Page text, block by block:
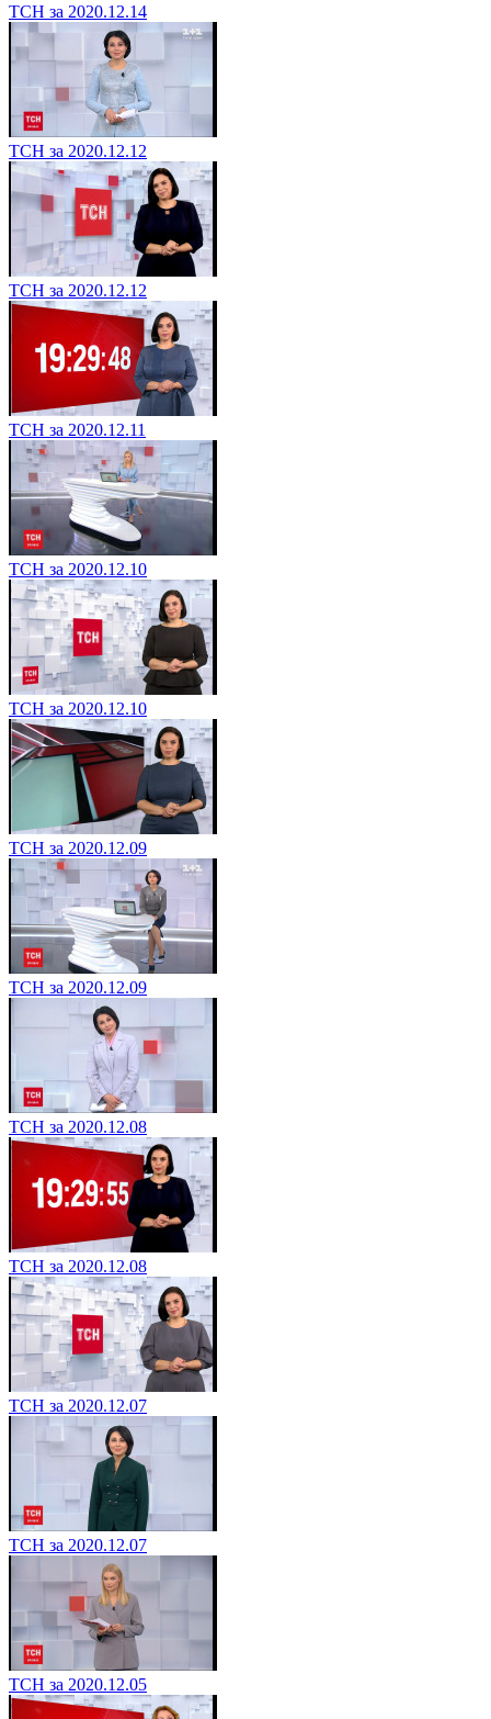
ТСН за 2020.12.14
ТСН за 2020.12.12
ТСН за 2020.12.12
ТСН за 2020.12.11
ТСН за 2020.12.10
ТСН за 2020.12.10
ТСН за 2020.12.09
ТСН за 2020.12.09
ТСН за 2020.12.08
ТСН за 2020.12.08
ТСН за 2020.12.07
ТСН за 2020.12.07
ТСН за 2020.12.05